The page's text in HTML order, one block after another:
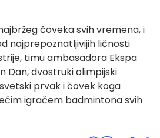
čoveka svih vremena, i
najprepoznatljivijih ličnosti
timu ambasadora Ekspa
Dan, dvostruki olimpijski
prvak i čovek koga
igračem badmintona svih